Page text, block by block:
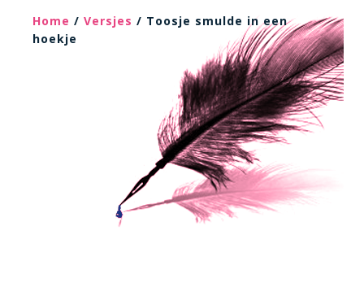
Home / Versjes / Toosje smulde in een
hoekje